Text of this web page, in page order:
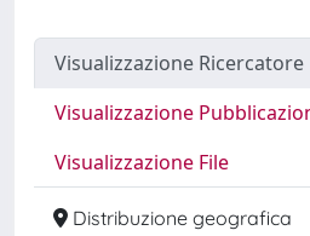
Visualizzazione Ricercatore
Visualizzazione
Visualizzazione File
Distribuzione geografica